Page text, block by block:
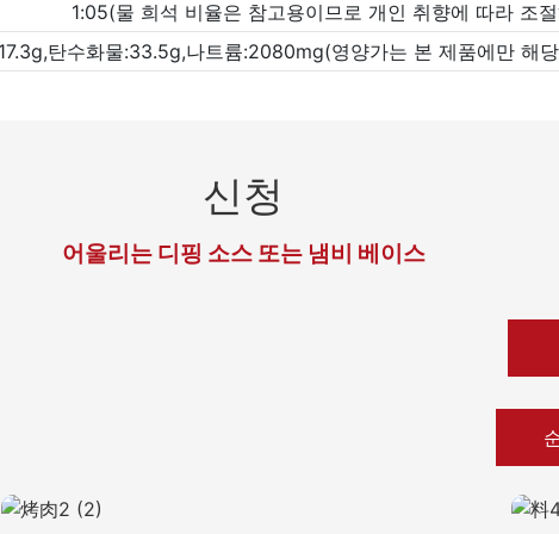
1:05(물 희석 비율은 참고용이므로 개인 취향에 따라 조
탄수화물:33.5g,나트륨:2080mg(영양가는 본 제품에만 해
신청
어울리는 디핑 소스 또는 냄비 베이스